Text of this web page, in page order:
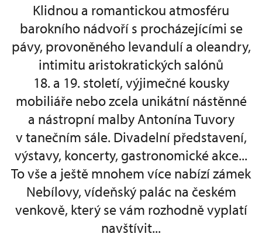
Klidnou a romantickou atmosféru
barokního nádvoří s procházejícími se
pávy, provoněného levandulí a oleandry,
intimitu aristokratických salónů
18. a 19. století, výjimečné kousky
mobiliáře nebo zcela unikátní nástěnné
a nástropní malby Antonína Tuvory
v tanečním sále. Divadelní představení,
výstavy, koncerty, gastronomické akce...
To vše a ještě mnohem více nabízí zámek
Nebílovy, vídeňský palác na českém
venkově, který se vám rozhodně vyplatí
navštívit...